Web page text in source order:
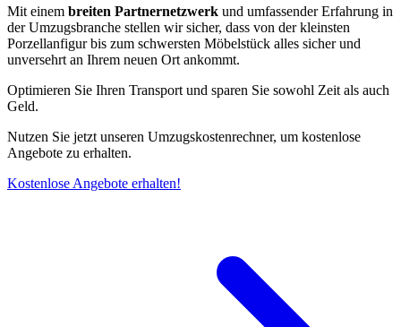
Mit einem breiten Partnernetzwerk und umfassender Erfahrung in
der Umzugsbranche stellen wir sicher, dass von der kleinsten
Porzellanfigur bis zum schwersten Möbelstück alles sicher und
unversehrt an Ihrem neuen Ort ankommt.
Optimieren Sie Ihren Transport und sparen Sie sowohl Zeit als auch
Geld.
Nutzen Sie jetzt unseren Umzugskostenrechner, um kostenlose
Angebote zu erhalten.
Kostenlose Angebote erhalten!